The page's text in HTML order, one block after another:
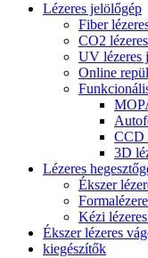
Lézeres jelölőgép
Fiber
CO2
UV lézeres
Online
CCD
3D
Lézeres
Ékszer
Kézi
Ékszer lézeres
kiegészítők